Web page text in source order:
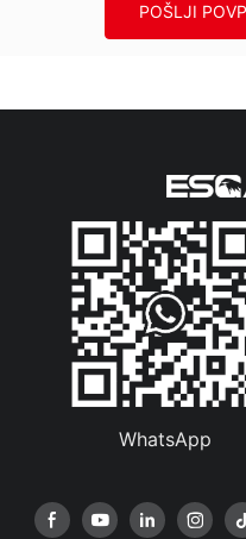
POŠLJI
WhatsApp